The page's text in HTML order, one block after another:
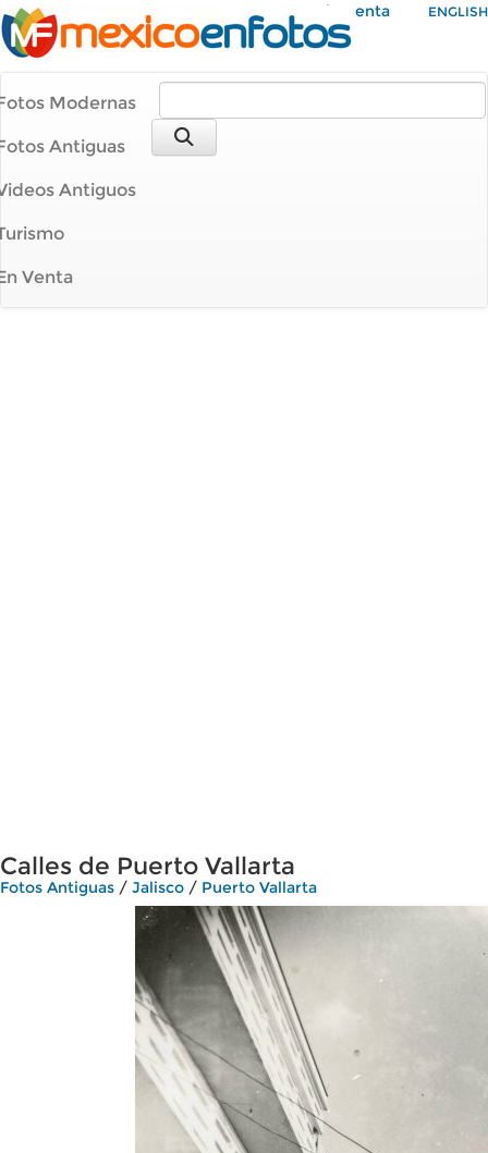
Mi Cuenta ENGLISH
Modernas
Antiguas
Antiguos
Venta
Calles de Puerto Vallarta
Fotos Antiguas / Jalisco / Puerto Vallarta